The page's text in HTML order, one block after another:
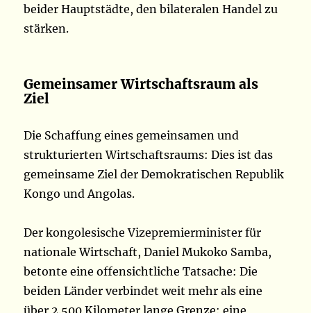
beider Hauptstädte, den bilateralen Handel zu
stärken.
Gemeinsamer Wirtschaftsraum als
Ziel
Die Schaffung eines gemeinsamen und
strukturierten Wirtschaftsraums: Dies ist das
gemeinsame Ziel der Demokratischen Republik
Kongo und Angolas.
Der kongolesische Vizepremierminister für
nationale Wirtschaft, Daniel Mukoko Samba,
betonte eine offensichtliche Tatsache: Die
beiden Länder verbindet weit mehr als eine